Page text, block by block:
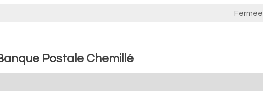
Fermée
Postale Chemillé